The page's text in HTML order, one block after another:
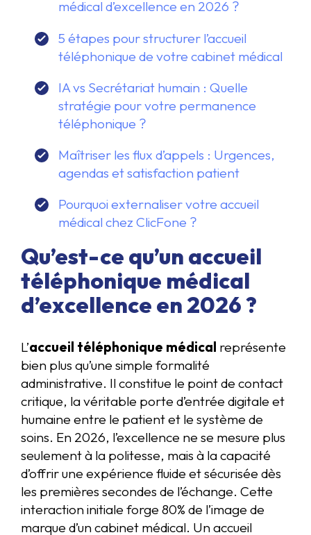
médical d’excellence en 2026 ?
5 étapes pour structurer l’accueil
téléphonique de votre cabinet médical
IA vs Secrétariat humain : Quelle
stratégie pour votre permanence
téléphonique ?
Maîtriser les flux d’appels : Urgences,
agendas et satisfaction patient
Pourquoi externaliser votre accueil
médical chez ClicFone ?
Qu’est-ce qu’un accueil
téléphonique médical
d’excellence en 2026 ?
L’accueil téléphonique médical représente
bien plus qu’une simple formalité
administrative. Il constitue le point de contact
critique, la véritable porte d’entrée digitale et
humaine entre le patient et le système de
soins. En 2026, l’excellence ne se mesure plus
seulement à la politesse, mais à la capacité
d’offrir une expérience fluide et sécurisée dès
les premières secondes de l’échange. Cette
interaction initiale forge 80% de l’image de
marque d’un cabinet médical. Un accueil